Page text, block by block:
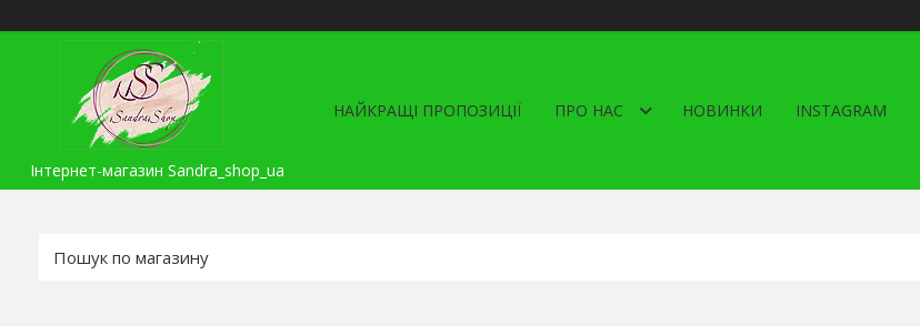
Інтернет-магазин Sandra_shop_ua
НАЙКРАЩІ ПРОПОЗИЦІЇ ПРО НАС НОВИНКИ INSTAGRAM